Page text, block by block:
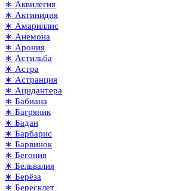
∗ Аквилегия
∗ Актинидия
∗ Амариллис
∗ Анемона
∗ Арония
∗ Астильба
∗ Астра
∗ Астранция
∗ Ацидантера
∗ Бабиана
∗ Багряник
∗ Бадан
∗ Барбарис
∗ Барвинок
∗ Бегония
∗ Бельвалия
∗ Берёза
∗ Бересклет